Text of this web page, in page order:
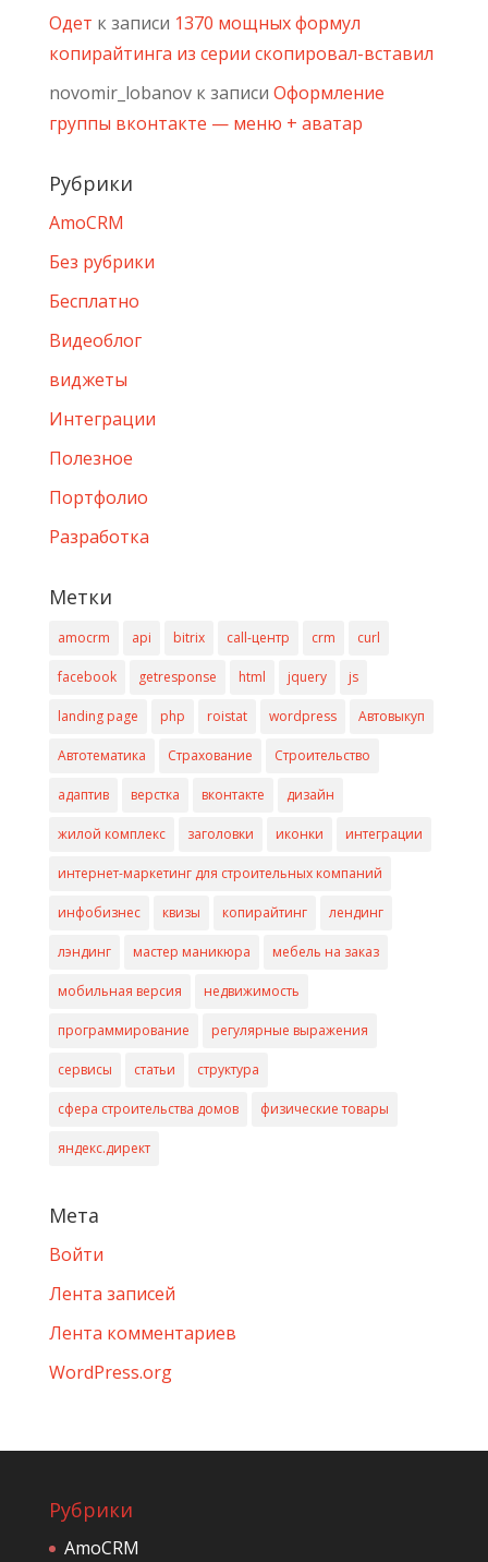
Одет к записи 1370 мощных формул
копирайтинга из серии скопировал-вставил
novomir_lobanovк записи Оформление
группы вконтакте — меню + аватар
Рубрики
AmoCRM
Без рубрики
Бесплатно
Видеоблог
виджеты
Интеграции
Полезное
Портфолио
Разработка
Метки
amocrm api bitrix call-центр crm curl
facebook getresponse html jquery js
landing page php roistat wordpress Автовыкуп
Автотематика Страхование Строительство
адаптив верстка вконтакте дизайн
жилой комплекс заголовки иконки интеграции
интернет-маркетинг для строительных компаний
инфобизнес квизы копирайтинг лендинг
лэндинг мастер маникюра мебель на заказ
мобильная версия недвижимость
программирование регулярные выражения
сервисы статьи структура
сфера строительства домов физические товары
яндекс.директ
Мета
Войти
Лента записей
Лента комментариев
WordPress.org
Рубрики
AmoCRM